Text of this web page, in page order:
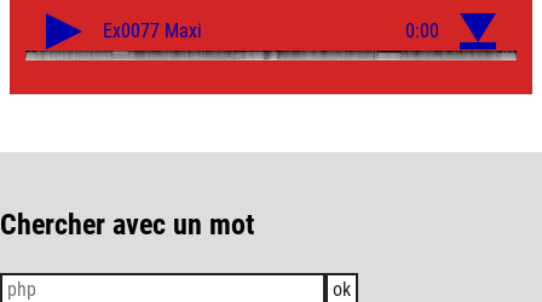
Chercher avec un mot
ok